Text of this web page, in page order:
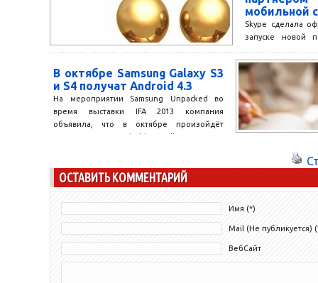
мобильной
Skype сделала
запуске новой
странах, где
распространение
В октябре Samsung Galaxy S3
и S4 получат Android 4.3
На мероприятии Samsung Unpacked во
время выставки IFA 2013 компания
объявила, что в октябре произойдёт
развёртывание Android 4.3 Jelly Bean...
ОСТАВИТЬ КОММЕНТАРИЙ
Имя (*)
Mail (Не публикуется)
ВебСайт